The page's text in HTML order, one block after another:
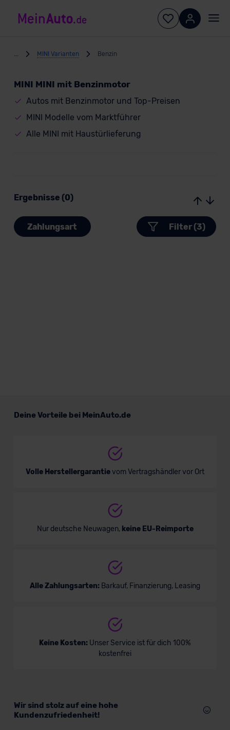
MINI Varianten Benzin
MINI MINI mit Benzinmotor
Autos mit Benzinmotor und Top-Preisen
MINI Modelle vom Marktführer
Alle MINI mit Haustürlieferung
Ergebnisse (0)
Zahlungsart Filter (3)
Deine Vorteile bei MeinAuto.de
Volle Herstellergarantievom Vertragshändler vor Ort
Nur deutsche Neuwagen, keine EU-Reimporte
Alle Zahlungsarten: Barkauf, Finanzierung, Leasing
Keine Kosten: Unser Service ist für dich 100%
kostenfrei
Wir sind stolz auf eine hohe
Kundenzufriedenheit!